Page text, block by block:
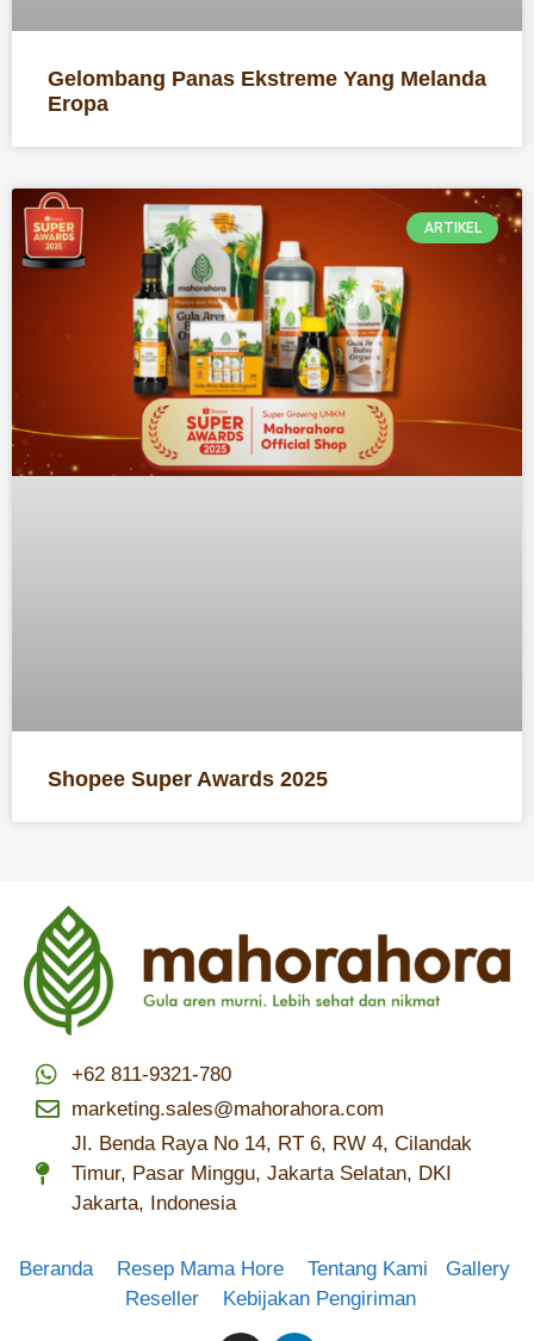
Gelombang Panas Ekstreme Yang Melanda
Eropa
ARTIKEL
Shopee Super Awards 2025
+62 811-9321-780
marketing.sales@mahorahora.com
Jl. Benda Raya No 14, RT 6, RW 4, Cilandak
Timur, Pasar Minggu, Jakarta Selatan, DKI
Jakarta, Indonesia
Beranda Resep Mama Hore Tentang Kami
Gallery
Reseller
Kebijakan Pengiriman